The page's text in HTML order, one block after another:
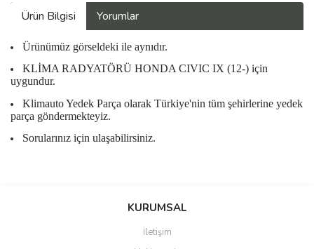
Ürün Bilgisi Yorumlar
Ürünümüz görseldeki ile aynıdır.
KLİMA RADYATÖRÜ HONDA CIVIC IX (12-) için
uygundur.
Klimauto Yedek Parça olarak Türkiye'nin tüm şehirlerine yedek
parça göndermekteyiz.
Sorularınız için ulaşabilirsiniz.
Bu ürüne ilk yorumu siz yapın!
Yorum Yaz
KURUMSAL
İletişim